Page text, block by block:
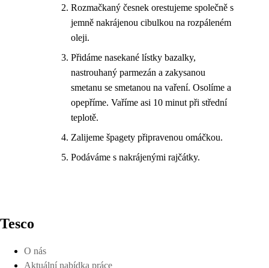
Rozmačkaný česnek orestujeme společně s
jemně nakrájenou cibulkou na rozpáleném
oleji.
Přidáme nasekané lístky bazalky,
nastrouhaný parmezán a zakysanou
smetanu se smetanou na vaření. Osolíme a
opepříme. Vaříme asi 10 minut při střední
teplotě.
Zalijeme špagety připravenou omáčkou.
Podáváme s nakrájenými rajčátky.
Tesco
O nás
Aktuální nabídka práce